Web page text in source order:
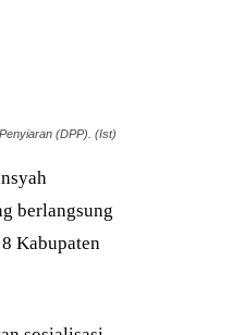
(DPP). (Ist)
berlangsung
Kabupaten